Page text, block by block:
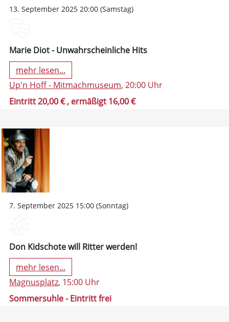
13. September 2025 20:00 (Samstag)
Marie Diot - Unwahrscheinliche Hits
mehr lesen...
Up'n Hoff - Mitmachmuseum, 20:00 Uhr
Eintritt 20,00 €, ermäßigt 16,00 €
7. September 2025 15:00 (Sonntag)
Don Kidschote will Ritter werden!
mehr lesen...
Magnusplatz, 15:00 Uhr
Sommersuhle - Eintritt frei